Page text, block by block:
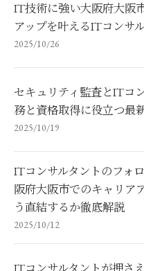
IT技術に強い大阪府大阪
アップを叶えるITコンサ
2025/10/26
セキュリティ監査とITコ
務と資格取得に役立つ最
2025/10/19
ITコンサルタントのフォ
阪府大阪市でのキャリア
う直結するか徹底解説
2025/10/12